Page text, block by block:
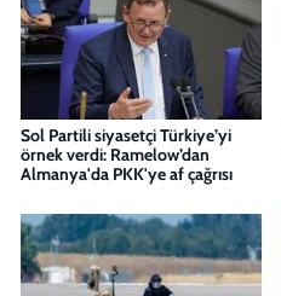
Sol Partili siyasetçi Türkiye’yi
örnek verdi: Ramelow’dan
Almanya'da PKK'ye af çağrısı